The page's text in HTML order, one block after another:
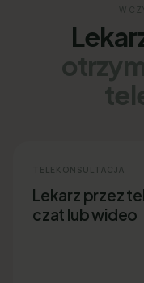
W
TELEKONSULTACJA
Lekarz przez
czat lub wideo